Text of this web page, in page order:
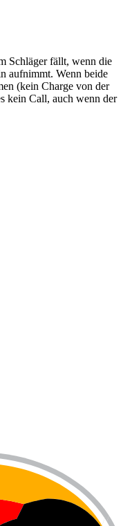
Schläger fällt, wenn die
aufnimmt. Wenn beide
(kein Charge von der
kein Call, auch wenn der